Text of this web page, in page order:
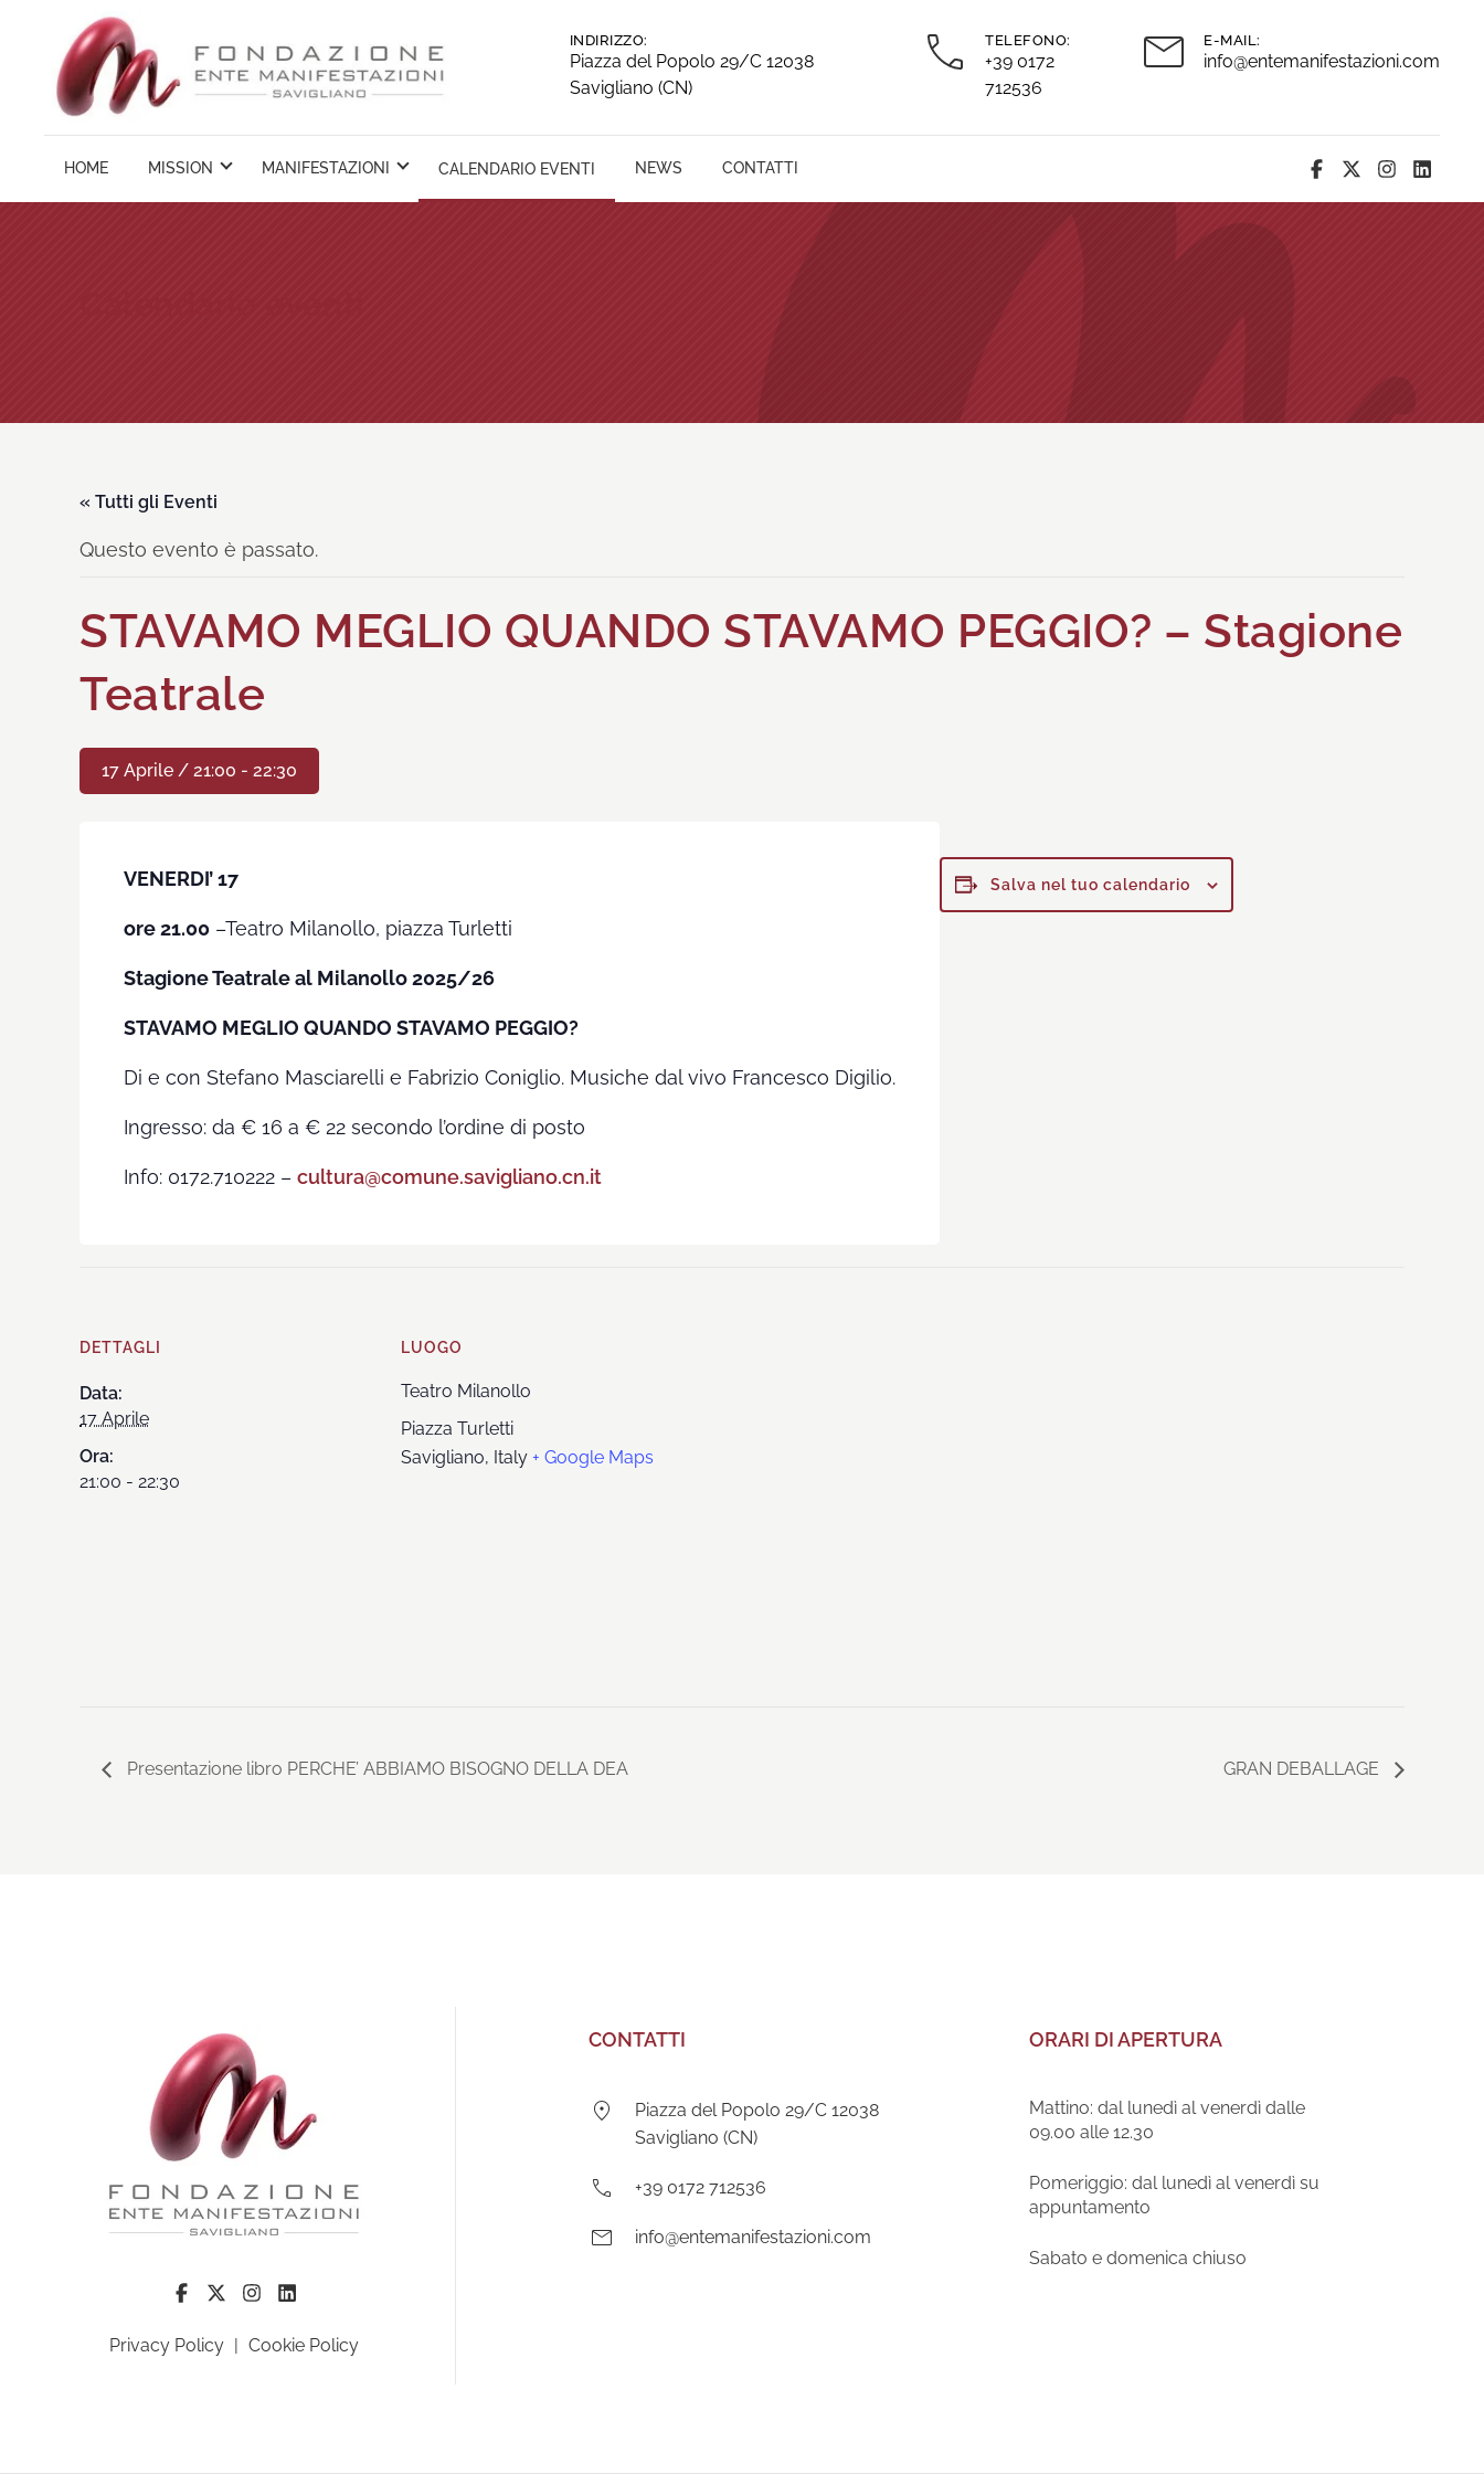
contenuti
INDIRIZZO:
Piazza del Popolo 29/C 12038
Savigliano (CN)
TELEFONO:
+39 0172
712536
E-MAIL:
info@entemanifestazioni.com
HOME MISSION MANIFESTAZIONI CALENDARIO EVENTI NEWS CONTATTI
« Tutti gli Eventi
Questo evento è passato.
STAVAMO MEGLIO QUANDO STAVAMO PEGGIO? – Stagione
Teatrale
17 Aprile / 21:00 - 22:30
VENERDI’ 17
ore 21.00 –Teatro Milanollo, piazza Turletti
Stagione Teatrale al Milanollo 2025/26
STAVAMO MEGLIO QUANDO STAVAMO PEGGIO?
Di e con Stefano Masciarelli e Fabrizio Coniglio. Musiche dal vivo Francesco Digilio.
Ingresso: da € 16 a € 22 secondo l’ordine di posto
Info: 0172.710222 – cultura@comune.savigliano.cn.it
Salva nel tuo calendario
DETTAGLI
Data:
17 Aprile
Ora:
21:00 - 22:30
LUOGO
Teatro Milanollo
Piazza Turletti
Savigliano, Italy + Google Maps
Presentazione libro PERCHE’ ABBIAMO BISOGNO DELLA DEA GRAN DEBALLAGE
Privacy Policy | Cookie Policy
CONTATTI
Indirizzo:
Piazza del Popolo 29/C 12038
Savigliano (CN)
Telefono:
+39 0172 712536
E-
info@entemanifestazioni.com
ORARI DI APERTURA
Mattino: dal lunedì al venerdì dalle
09.00 alle 12.30
Pomeriggio: dal lunedì al venerdì su
appuntamento
Sabato e domenica chiuso